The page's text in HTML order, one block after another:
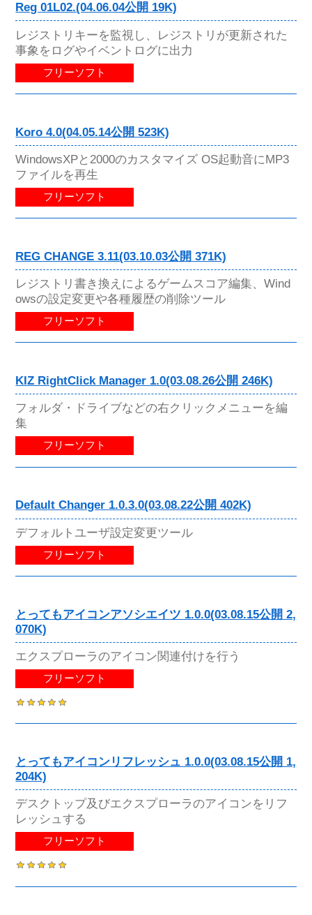
Reg 01L02.(04.06.04公開 19K)
レジストリキーを監視し、レジストリが更新された
事象をログやイベントログに出力
フリーソフト
Koro 4.0(04.05.14公開 523K)
WindowsXPと2000のカスタマイズ OS起動音にMP3
ファイルを再生
フリーソフト
REG CHANGE 3.11(03.10.03公開 371K)
レジストリ書き換えによるゲームスコア編集、Wind
owsの設定変更や各種履歴の削除ツール
フリーソフト
KIZ RightClick Manager 1.0(03.08.26公開 246K)
フォルダ・ドライブなどの右クリックメニューを編
集
フリーソフト
Default Changer 1.0.3.0(03.08.22公開 402K)
デフォルトユーザ設定変更ツール
フリーソフト
とってもアイコンアソシエイツ 1.0.0(03.08.15公開 2,
070K)
エクスプローラのアイコン関連付けを行う
フリーソフト
とってもアイコンリフレッシュ 1.0.0(03.08.15公開 1,
204K)
デスクトップ及びエクスプローラのアイコンをリフ
レッシュする
フリーソフト